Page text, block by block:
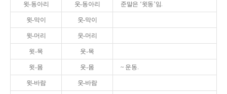
윗-동아리 웃-동아리 준말은 ‘윗동’임.
윗-막이 웃-막이
윗-머리 웃-머리
윗-목 웃-목
윗-몸 웃-몸 ~ 운동.
윗-바람 웃-바람